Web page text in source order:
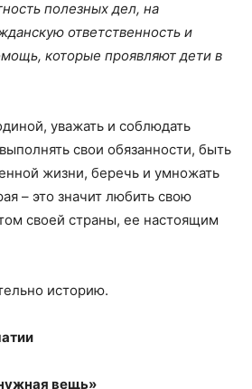
полезных дел, на
ответственность и
которые проявляют дети в
уважать и соблюдать
свои обязанности, быть
жизни, беречь и умножать
– это значит любить свою
своей страны, ее настоящим
историю.
вещь»